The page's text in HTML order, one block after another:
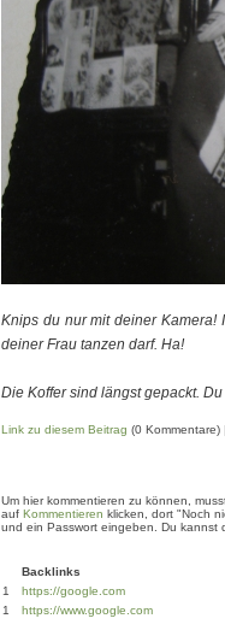
Knips du nur mit deiner Kamera!
deiner Frau tanzen darf. Ha!
Die Koffer sind längst gepackt.
Link zu diesem Beitrag (0 Kommentare) |
Um hier kommentieren zu können,
auf Kommentieren klicken, dort "Noch
und ein Passwort eingeben. Du kannst
Backlinks
1
https://google.com
1
https://www.google.com